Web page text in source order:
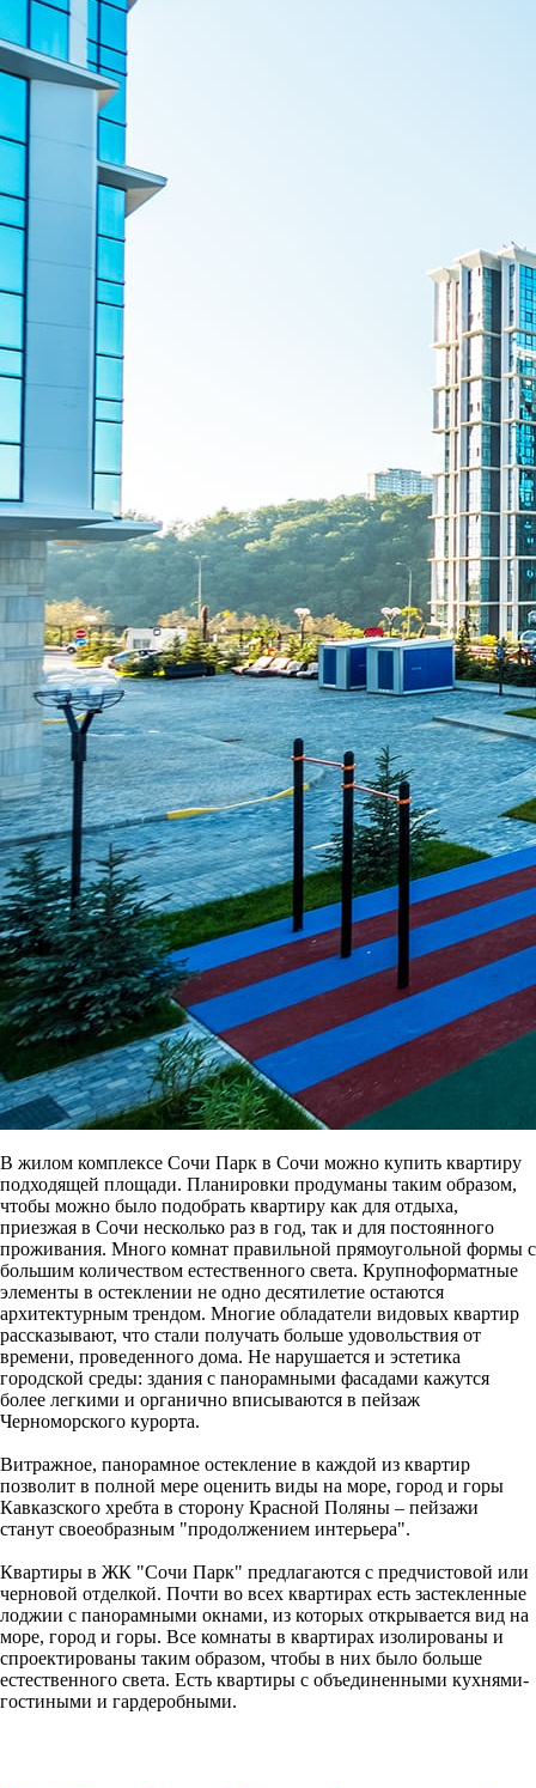
В жилом комплексе Сочи Парк в Сочи можно купить квартиру
подходящей площади. Планировки продуманы таким образом,
чтобы можно было подобрать квартиру как для отдыха,
приезжая в Сочи несколько раз в год, так и для постоянного
проживания. Много комнат правильной прямоугольной формы с
большим количеством естественного света. Крупноформатные
элементы в остеклении не одно десятилетие остаются
архитектурным трендом. Многие обладатели видовых квартир
рассказывают, что стали получать больше удовольствия от
времени, проведенного дома. Не нарушается и эстетика
городской среды: здания с панорамными фасадами кажутся
более легкими и органично вписываются в пейзаж
Черноморского курорта.
Витражное, панорамное остекление в каждой из квартир
позволит в полной мере оценить виды на море, город и горы
Кавказского хребта в сторону Красной Поляны – пейзажи
станут своеобразным "продолжением интерьера".
Квартиры в ЖК "Сочи Парк" предлагаются с предчистовой или
черновой отделкой. Почти во всех квартирах есть застекленные
лоджии с панорамными окнами, из которых открывается вид на
море, город и горы. Все комнаты в квартирах изолированы и
спроектированы таким образом, чтобы в них было больше
естественного света. Есть квартиры с объединенными кухнями-
гостиными и гардеробными.